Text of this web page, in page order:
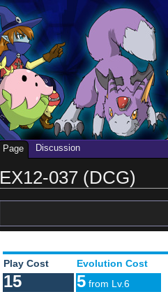
EX12-037 (DCG)
Play Cost Evolution Cost
15 5 from Lv.6
Page Discussion